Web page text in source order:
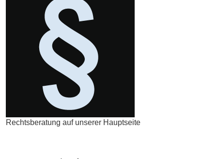
Rechtsberatung auf unserer Hauptseite